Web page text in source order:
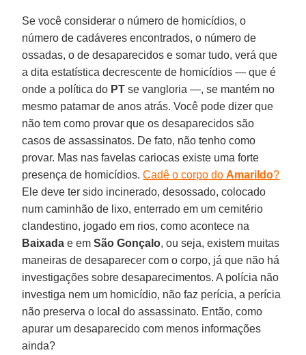
Se você considerar o número de homicídios, o
número de cadáveres encontrados, o número de
ossadas, o de desaparecidos e somar tudo, verá que
a dita estatística decrescente de homicídios — que é
onde a política do PT se vangloria —, se mantém no
mesmo patamar de anos atrás. Você pode dizer que
não tem como provar que os desaparecidos são
casos de assassinatos. De fato, não tenho como
provar. Mas nas favelas cariocas existe uma forte
presença de homicídios.Cadê o corpo doAmarildo?
Ele deve ter sido incinerado, desossado, colocado
num caminhão de lixo, enterrado em um cemitério
clandestino, jogado em rios, como acontece na
Baixada e emSão Gonçalo, ou seja, existem muitas
maneiras de desaparecer com o corpo, já que não há
investigações sobre desaparecimentos. A polícia não
investiga nem um homicídio, não faz perícia, a perícia
não preserva o local do assassinato. Então, como
apurar um desaparecido com menos informações
ainda?